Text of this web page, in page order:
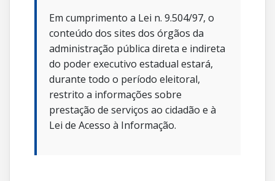
Em cumprimento a Lei n. 9.504/97, o
conteúdo dos sites dos órgãos da
administração pública direta e indireta
do poder executivo estadual estará,
durante todo o período eleitoral,
restrito a informações sobre
prestação de serviços ao cidadão e à
Lei de Acesso à Informação.